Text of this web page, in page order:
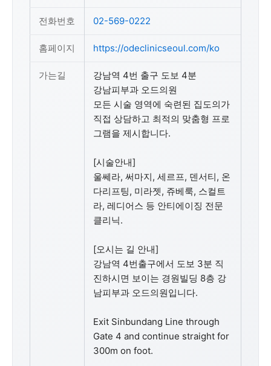
전화번호 02-569-0222
홈페이지 https://odeclinicseoul.com/ko
가는길
강남역 4번 출구 도보 4분
강남피부과 오드의원
모든 시술 영역에 숙련된 집도의가
직접 상담하고 최적의 맞춤형 프로
그램을 제시합니다.
[시술안내]
울쎄라, 써마지, 세르프, 덴서티, 온
다리프팅, 미라젯, 쥬베룩, 스컬트
라, 레디어스 등 안티에이징 전문
클리닉.
[오시는 길 안내]
강남역 4번출구에서 도보 3분 직
진하시면 보이는 경원빌딩 8층 강
남피부과 오드의원입니다.
Exit Sinbundang Line through
Gate 4 and continue straight for
300m on foot.